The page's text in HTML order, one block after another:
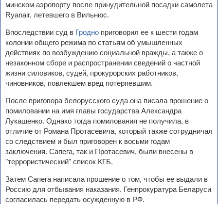
минском аэропорту после принудительной посадки самолета
Ryanair, летевшего в Вильнюс.
Впоследствии суд в Гродно приговорил ее к шести годам
колонии общего режима по статьям об умышленных
действиях по возбуждению социальной вражды, а также о
незаконном сборе и распространении сведений о частной
жизни силовиков, судей, прокурорских работников,
чиновников, повлекшем вред потерпевшим.
После приговора белорусского суда она писала прошение о
помиловании на имя главы государства Александра
Лукашенко. Однако тогда помилования не получила, в
отличие от Романа Протасевича, который также сотрудничал
со следствием и был приговорен к восьми годам
заключения. Сапега, так и Протасевич, были внесены в
"террористический" список КГБ.
Затем Сапега написала прошение о том, чтобы ее выдали в
Россию для отбывания наказания. Генпрокуратура Беларуси
согласилась передать осужденную в РФ.